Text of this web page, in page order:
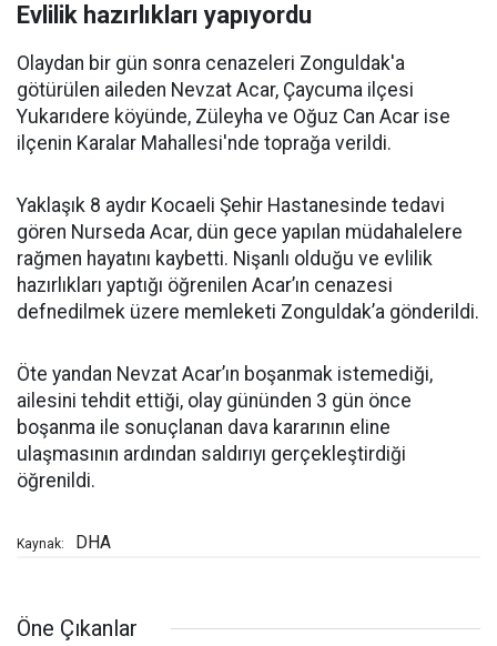
Evlilik hazırlıkları yapıyordu
Olaydan bir gün sonra cenazeleri Zonguldak'a
götürülen aileden Nevzat Acar, Çaycuma ilçesi
Yukarıdere köyünde, Züleyha ve Oğuz Can Acar ise
ilçenin Karalar Mahallesi'nde toprağa verildi.
Yaklaşık 8 aydır Kocaeli Şehir Hastanesinde tedavi
gören Nurseda Acar, dün gece yapılan müdahalelere
rağmen hayatını kaybetti. Nişanlı olduğu ve evlilik
hazırlıkları yaptığı öğrenilen Acar’ın cenazesi
defnedilmek üzere memleketi Zonguldak’a gönderildi.
Öte yandan Nevzat Acar’ın boşanmak istemediği,
ailesini tehdit ettiği, olay gününden 3 gün önce
boşanma ile sonuçlanan dava kararının eline
ulaşmasının ardından saldırıyı gerçekleştirdiği
öğrenildi.
Kaynak: DHA
Öne Çıkanlar